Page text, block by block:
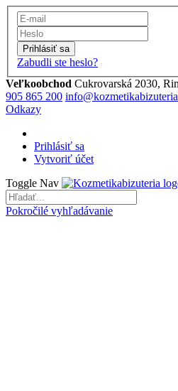
Prihlásiť sa
Zabudli ste heslo?
Veľkoobchod Cukrovarská 2030,
905 865 200
Odkazy
Prihlásiť sa
Vytvoriť účet
Toggle Nav
Pokročilé vyhľadávanie